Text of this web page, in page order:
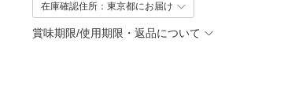
在庫確認住所：東京都にお届け
賞味期限/使用期限・返品について